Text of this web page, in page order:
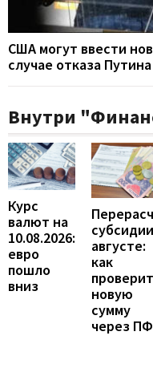
США могут ввести
случае отказа
Внутри
Курс
валют на
10.08.2026:
евро
пошло
вниз
августе:
как
новую
сумму
через